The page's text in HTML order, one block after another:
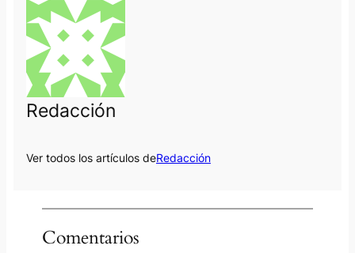
Redacción
Ver todos los artículos deRedacción
Comentarios